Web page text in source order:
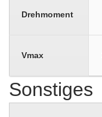
Drehmoment
Vmax
Sonstiges